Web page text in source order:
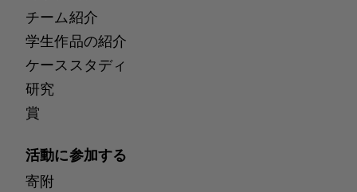
チーム紹介
学生作品の紹介
ケーススタディ
研究
賞
活動に参加する
寄附